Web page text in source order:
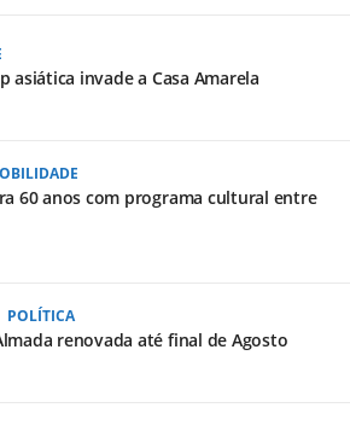
invade a Casa Amarela
60 anos com programa cultural entre
POLÍTICA
renovada até final de Agosto